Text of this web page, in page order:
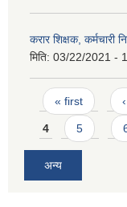
करार शिक्षक, कर्मचारी
मिति: 03/22/2021 -
Pages
« first
4 5
अन्य